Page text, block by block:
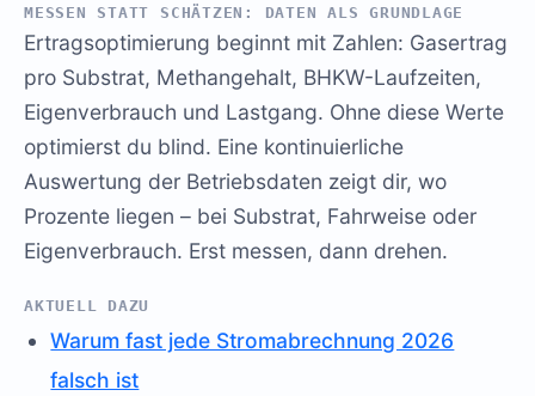
MESSEN STATT SCHÄTZEN: DATEN ALS GRUNDLAGE
Ertragsoptimierung beginnt mit Zahlen: Gasertrag
pro Substrat, Methangehalt, BHKW-Laufzeiten,
Eigenverbrauch und Lastgang. Ohne diese Werte
optimierst du blind. Eine kontinuierliche
Auswertung der Betriebsdaten zeigt dir, wo
Prozente liegen – bei Substrat, Fahrweise oder
Eigenverbrauch. Erst messen, dann drehen.
AKTUELL DAZU
Warum fast jede Stromabrechnung 2026
falsch ist